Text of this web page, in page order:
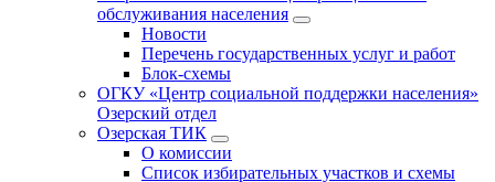
обслуживания населения
Новости
Перечень государственных услуг и работ
Блок-схемы
ОГКУ «Центр социальной поддержки населения»
Озерский отдел
Озерская ТИК
О комиссии
Список избирательных участков и схемы